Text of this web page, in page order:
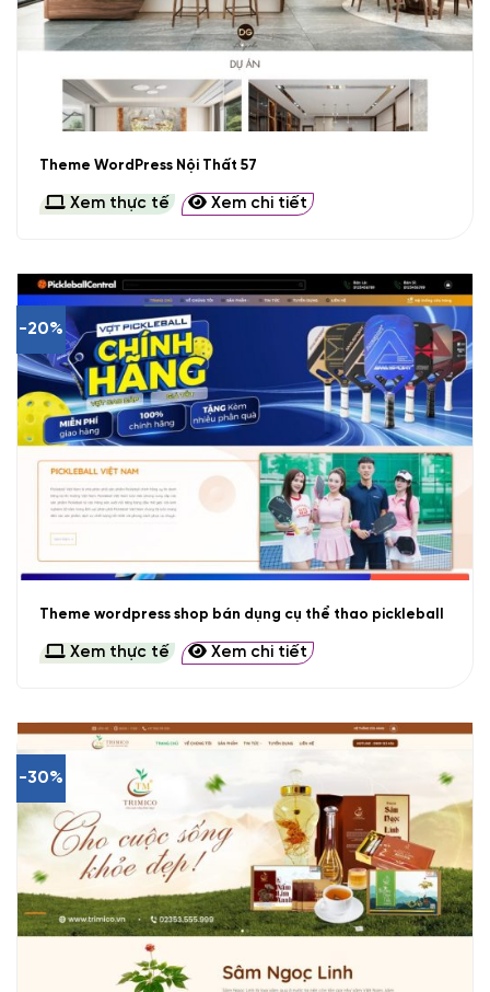
Theme WordPress Nội Thất 57
Xem thực tế Xem chi tiết
-20%
Theme wordpress shop bán dụng cụ thể thao pickleball
Xem thực tế Xem chi tiết
-30%